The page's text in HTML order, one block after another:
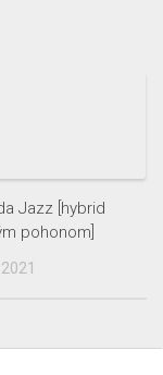
Jazz [hybrid
pohonom]